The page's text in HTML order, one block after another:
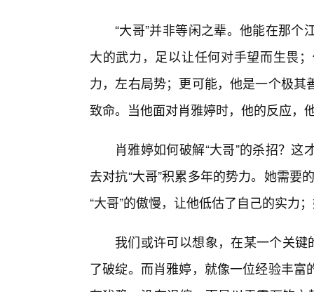
“大哥”并非等闲之辈。他能在那
大的武力，足以让任何对手望而生畏
力，左右局势；更可能，他是一个极
致命。当他面对肖雅婷时，他的反应，
肖雅婷如何破解“大哥”的杀招？
去对抗“大哥”积累多年的势力。她需要
“大哥”的傲慢，让他低估了自己的实力
我们或许可以想象，在某一个关键
了破绽。而肖雅婷，就像一位经验丰